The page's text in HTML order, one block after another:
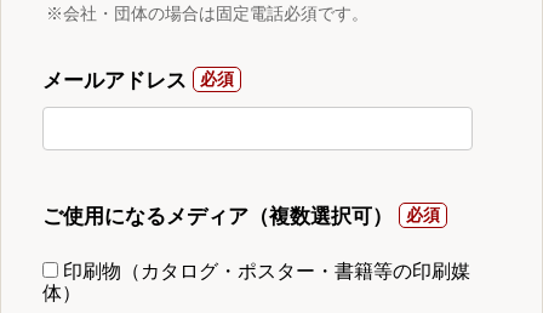
※会社・団体の場合は固定電話必須です。
メールアドレス
ご使用になるメディア（複数選択可）
印刷物（カタログ・ポスター・書籍等の印刷媒
体）